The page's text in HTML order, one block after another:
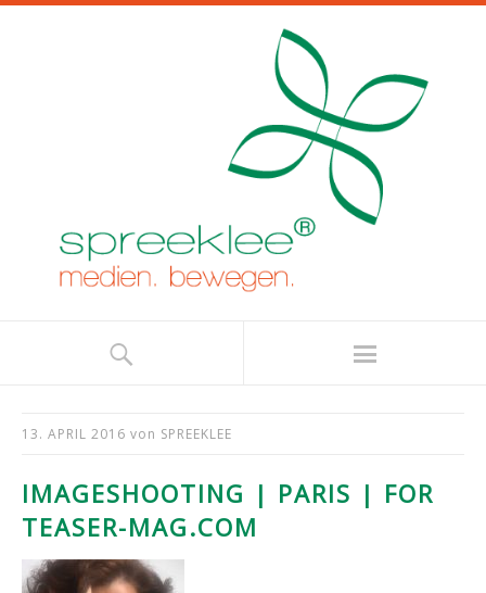
13. APRIL 2016 von SPREEKLEE
IMAGESHOOTING | PARIS | FOR
TEASER-MAG.COM